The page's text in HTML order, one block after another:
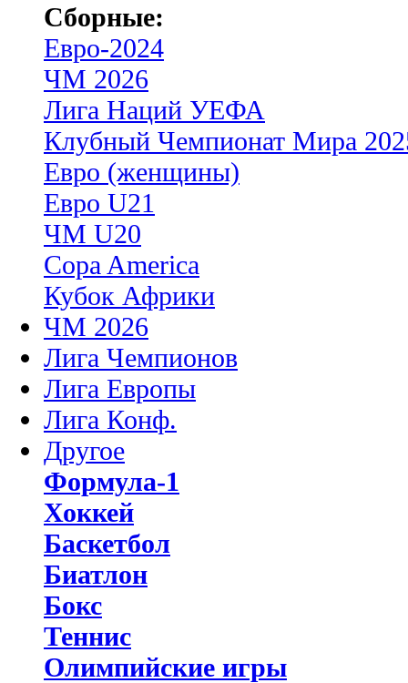
Сборные:
Евро-2024
ЧМ 2026
Лига Наций УЕФА
Клубный Чемпионат Мира
Евро (женщины)
Евро U21
ЧМ U20
Copa America
Кубок Африки
ЧМ 2026
Лига Чемпионов
Лига Европы
Лига Конф.
Другое
Формула-1
Хоккей
Баскетбол
Биатлон
Бокс
Теннис
Олимпийские игры